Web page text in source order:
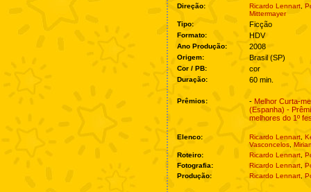
Direção: Ricardo Lennart
Mittermayer
Tipo:
Ficção
Formato: HDV
Ano Produção: 2008
Origem: Brasil (SP)
Cor / PB: cor
Duração: 60 min.
Prêmios: - Melhor Curta-
(Espanha) -
melhores do 1º
Elenco: Ricardo Lennart
Vasconcelos
Roteiro:
Ricardo Lennart
Fotografia:
Ricardo Lennart
Produção:
Ricardo Lennart